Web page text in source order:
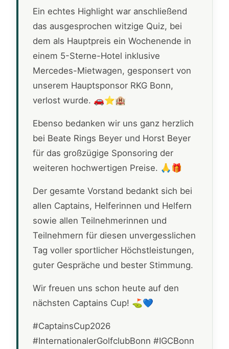
Ein echtes Highlight war anschließend
das ausgesprochen witzige Quiz, bei
dem als Hauptpreis ein Wochenende in
einem 5-Sterne-Hotel inklusive
Mercedes-Mietwagen, gesponsert von
unserem Hauptsponsor RKG Bonn,
verlost wurde. 🚗⭐🏨
Ebenso bedanken wir uns ganz herzlich
bei Beate Rings Beyer und Horst Beyer
für das großzügige Sponsoring der
weiteren hochwertigen Preise. 🙏🎁
Der gesamte Vorstand bedankt sich bei
allen Captains, Helferinnen und Helfern
sowie allen Teilnehmerinnen und
Teilnehmern für diesen unvergesslichen
Tag voller sportlicher Höchstleistungen,
guter Gespräche und bester Stimmung.
Wir freuen uns schon heute auf den
nächsten Captains Cup! ⛳💙
#CaptainsCup2026
#InternationalerGolfclubBonn #IGCBonn